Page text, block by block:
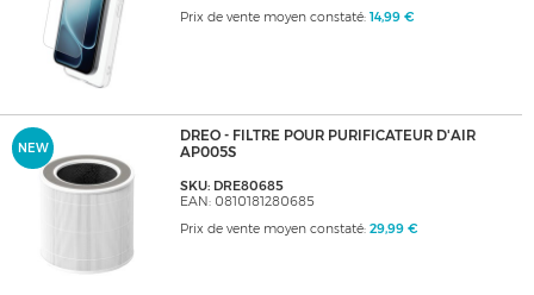
Prix de vente moyen constaté: 14,99 €
NEW
DREO - FILTRE POUR PURIFICATEUR D'AIR
AP005S
SKU: DRE80685
EAN: 0810181280685
Prix de vente moyen constaté: 29,99 €